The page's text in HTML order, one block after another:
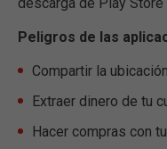
Peligros de las
Compartir la
Extraer dinero de tu
Hacer compras con